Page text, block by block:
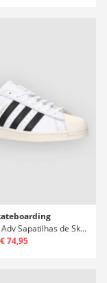
Superstar Adv Sapatilhas de Skate
€ 74,95